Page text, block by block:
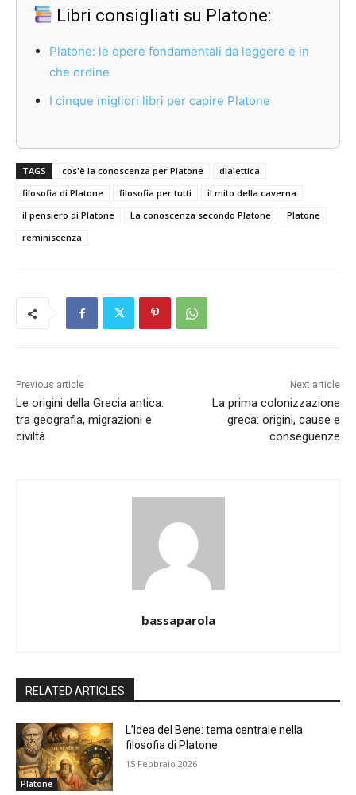
Libri consigliati su Platone:
Platone: le opere fondamentali da leggere e in
che ordine
I cinque migliori libri per capire Platone
TAGS cos'è la conoscenza per Platone
dialettica
filosofia di Platone
filosofia per tutti
il mito della caverna
il pensiero di Platone
La conoscenza secondo Platone
Platone
reminiscenza
Previous article
Le origini della Grecia antica:
tra geografia, migrazioni e
civiltà
Next article
La prima colonizzazione
greca: origini, cause e
conseguenze
bassaparola
RELATED ARTICLES
Platone
L’Idea del Bene: tema centrale nella
filosofia di Platone
15 Febbraio 2026